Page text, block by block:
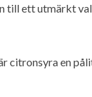
till ett utmärkt
citronsyra en